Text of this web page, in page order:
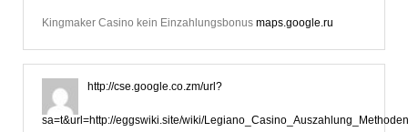
Kingmaker Casino kein Einzahlungsbonus maps.google.ru
http://cse.google.co.zm/url?
sa=t&url=http://eggswiki.site/wiki/